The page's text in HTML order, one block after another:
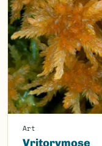
Art
Vritorvmose